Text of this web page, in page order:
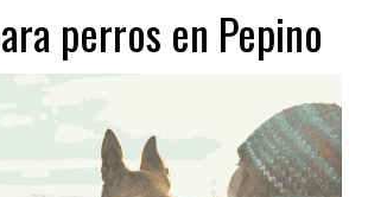
perros en Pepino